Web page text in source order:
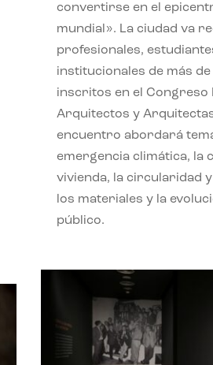
convertirse en el
mundial». La ciudad va
profesionales,
institucionales de más
inscritos en el Congreso
Arquitectos y Arquitectas
encuentro abordará
emergencia climática, la
vivienda, la circularidad
los materiales y la
público.